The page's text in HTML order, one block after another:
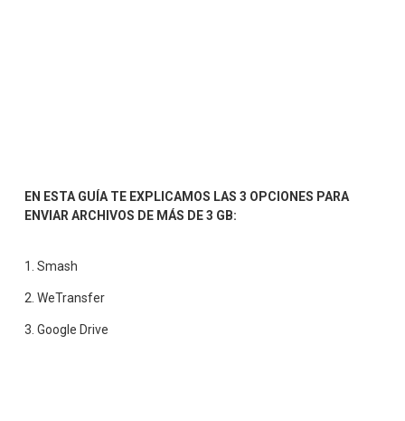
EN ESTA GUÍA TE EXPLICAMOS LAS 3 OPCIONES PARA
ENVIAR ARCHIVOS DE MÁS DE 3 GB:
1. Smash
2. WeTransfer
3. Google Drive